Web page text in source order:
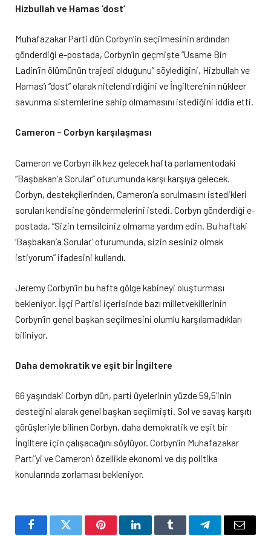
Hizbullah ve Hamas ‘dost’
Muhafazakar Parti dün Corbyn’in seçilmesinin ardından
gönderdiği e-postada, Corbyn’in geçmişte “Usame Bin
Ladin’in ölümünün trajedi olduğunu” söylediğini, Hizbullah ve
Hamas’ı “dost” olarak nitelendirdiğini ve İngiltere’nin nükleer
savunma sistemlerine sahip olmamasını istediğini iddia etti.
Cameron – Corbyn karşılaşması
Cameron ve Corbyn ilk kez gelecek hafta parlamentodaki
“Başbakan’a Sorular” oturumunda karşı karşıya gelecek.
Corbyn, destekçilerinden, Cameron’a sorulmasını istedikleri
soruları kendisine göndermelerini istedi. Corbyn gönderdiği e-
postada, “Sizin temsilciniz olmama yardım edin. Bu haftaki
‘Başbakan’a Sorular’ oturumunda, sizin sesiniz olmak
istiyorum” ifadesini kullandı.
Jeremy Corbyn’in bu hafta gölge kabineyi oluşturması
bekleniyor. İşçi Partisi içerisinde bazı milletvekillerinin
Corbyn’in genel başkan seçilmesini olumlu karşılamadıkları
biliniyor.
Daha demokratik ve eşit bir İngiltere
66 yaşındaki Corbyn dün, parti üyelerinin yüzde 59,5’inin
desteğini alarak genel başkan seçilmişti. Sol ve savaş karşıtı
görüşleriyle bilinen Corbyn, daha demokratik ve eşit bir
İngiltere için çalışacağını söylüyor. Corbyn’in Muhafazakar
Parti’yi ve Cameron’ı özellikle ekonomi ve dış politika
konularında zorlaması bekleniyor.